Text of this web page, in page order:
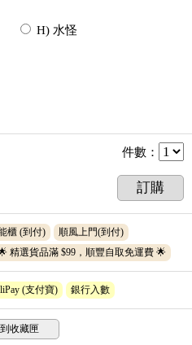
H) 水怪
件數 ：
訂購
櫃 (到付)
順風上門(到付)
精選貨品滿 $99，順豐自取免運費 🌟
(支付寶) 銀行入數
收藏匣